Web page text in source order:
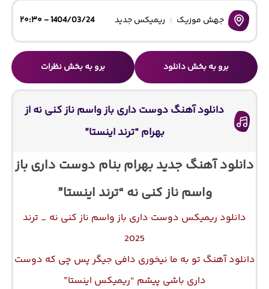
جهش موزیک ریمیکس جدید 1404/03/24 - ۲۰:۳۰
برو به بخش دانلود برو به بخش نظرات
دانلود آهنگ دوست داری باز واسم ناز کنی نه از
بهرام “ترند اینستا”
دانلود آهنگ جدید بهرام بنام دوست داری باز
واسم ناز کنی نه “ترند اینستا”
دانلود ریمیکس دوست داری باز واسم ناز کنی نه _ ترند
2025
دانلود آهنگ تو به ما نیخوری دافی جیگر پس چی که دوست
داری باشی پیشم “ریمیکس اینستا”